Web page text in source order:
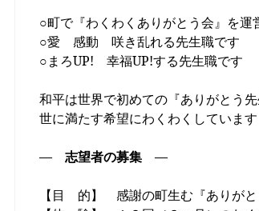
開
日:
○町で『わくわくありがとう会』を運
○愛 感動 咲き乱れる先生職です
○まろUP! 幸福UP!する先生職です
和平は世界で初めての『ありがとう
世に満たす希望にわくわくしています
― 志望者の募集 ―
【目 的】 感謝の町生む『ありが